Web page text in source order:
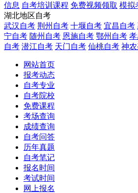
信息 自考培训课程 免费视频领取 模拟
湖北地区自考
武汉自考 荆州自考 十堰自考 宜昌自考
宁自考 随州自考 恩施自考 鄂州自考
自考 潜江自考 天门自考 仙桃自考 神
网站首页
报考动态
自考专业
自考院校
免费课程
考场查询
成绩查询
自考问答
历年真题
自考笔记
报名时间
考试时间
网上报名